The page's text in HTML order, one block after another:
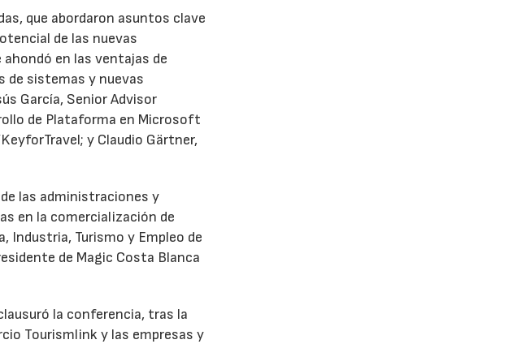
que abordaron asuntos clave
de las nuevas
en las ventajas de
de sistemas y nuevas
García, Senior Advisor
de Plataforma en Microsoft
y Claudio Gärtner,
las administraciones y
en la comercialización de
Industria, Turismo y Empleo de
de Magic Costa Blanca
la conferencia, tras la
Tourismlink y las empresas y